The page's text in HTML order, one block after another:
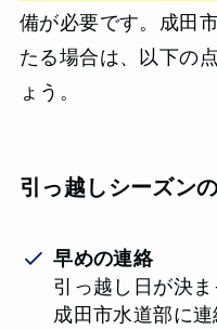
備が必要です。成田
たる場合は、以下の
ょう。
引っ越しシーズン
早めの連絡
引っ越し日が決
成田市水道部に